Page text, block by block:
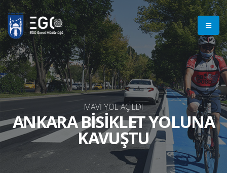
MAVİ YOL AÇILDI
ANKARA BİSİKLET YOLUNA
KAVUŞTU